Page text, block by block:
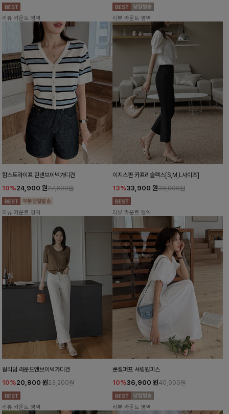
리뷰 카운트 영역 리뷰 카운트 영역
함스트라이프 린넨브이넥가디건
10%24,900 원27,600원
리뷰 카운트 영역
이지스판 카프리슬랙스[S,M,L사이즈]
13%33,900 원38,900원
리뷰 카운트 영역
윌리덤 라운드앤브이넥가디건
10%20,900 원23,200원
리뷰 카운트 영역
룬셀퍼프 셔링원피스
10%36,900 원40,900원
리뷰 카운트 영역